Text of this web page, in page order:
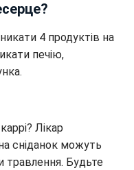
4 продуктів на
печію,
Лікар
сніданок можуть
травлення. Будьте